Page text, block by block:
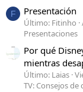
F Presentación
Último: Fitinho
Presentaciones
Por qué
mientras
Último: Laias
TV: Consejos